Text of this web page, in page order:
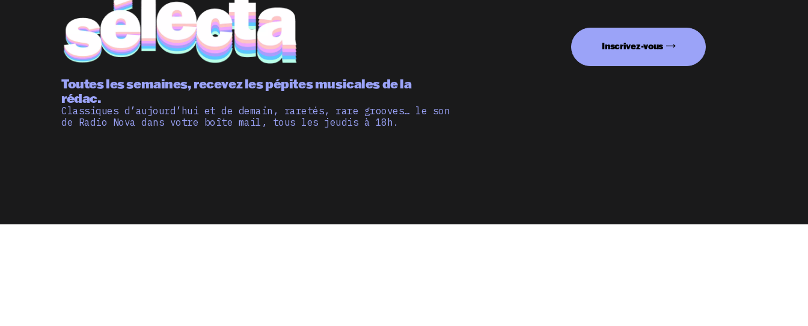
Toutes les semaines, recevez les pépites musicales de la
rédac.
Classiques d’aujourd’hui et de demain, raretés, rare grooves… le son
de Radio Nova dans votre boîte mail, tous les jeudis à 18h.
Inscrivez-vous